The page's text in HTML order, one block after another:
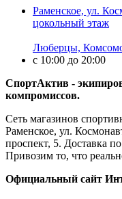
Раменское, ул.
цокольный этаж
Люберцы,
с 10:00 до 20:00
СпортАктив -
компромиссов.
Сеть магазинов
Раменское, ул.
проспект, 5. Доставка
Привозим то, что
Официальный сайт